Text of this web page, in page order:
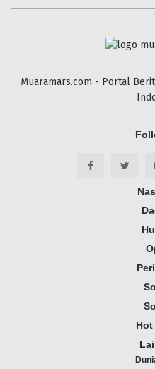
Muaramars.com - Portal
Hot